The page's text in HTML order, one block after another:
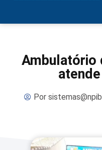
Ambulatório
Por